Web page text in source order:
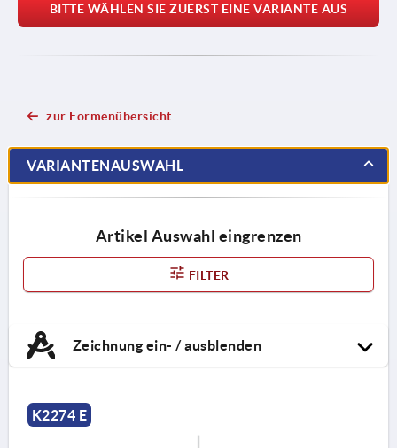
BITTE WÄHLEN SIE ZUERST EINE VARIANTE AUS
zur Formenübersicht
VARIANTENAUSWAHL
Artikel Auswahl eingrenzen
FILTER
Zeichnung ein- / ausblenden
K2274 E